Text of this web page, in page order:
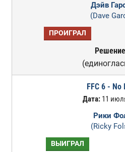
Дэйв
(Dave
ПРОИГРАЛ
FFC 6 - No
Дата:11
Рики
(Ricky
ВЫИГРАЛ